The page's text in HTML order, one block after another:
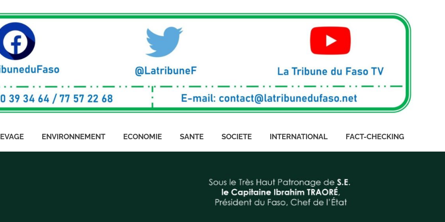
ENVIRONNEMENT ECONOMIE SANTE SOCIETE INTERNATIONAL FACT-CHECKING